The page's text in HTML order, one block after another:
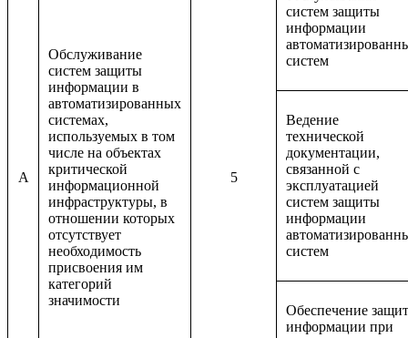
A
Обслуживание
систем защиты
информации в
автоматизированных
системах,
используемых в том
числе на объектах
критической
информационной
инфраструктуры, в
отношении которых
отсутствует
необходимость
присвоения им
категорий
значимости
5
систем защиты
информации
систем
Ведение
технической
документации,
связанной с
эксплуатацией
систем защиты
информации
систем
Обеспечение
информации при